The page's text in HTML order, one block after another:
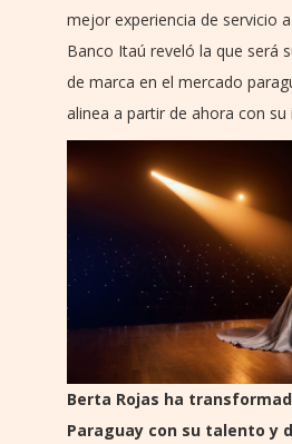
mejor experiencia de servicio
Banco Itaú reveló la que será
de marca en el mercado
alinea a partir de ahora con su
Berta Rojas ha
Paraguay con su talento y